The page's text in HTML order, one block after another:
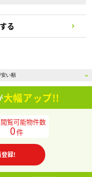
る
大幅アップ!!
覧可能物件数
0件
登録!